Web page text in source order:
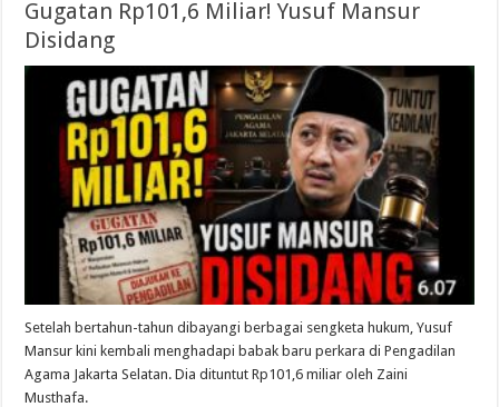
Gugatan Rp101,6 Miliar! Yusuf Mansur
Disidang
Setelah bertahun-tahun dibayangi berbagai sengketa hukum, Yusuf
Mansur kini kembali menghadapi babak baru perkara di Pengadilan
Agama Jakarta Selatan. Dia dituntut Rp101,6 miliar oleh Zaini
Musthafa.